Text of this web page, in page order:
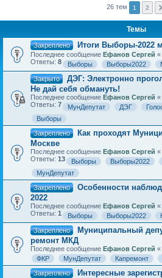
26 тем 1 2
Темы
Закреплено Итоги Выборы-2022
Последнее сообщение Ефанов Сергей «
Ответы: 8 Выборы Выборы2022
Закрыто
ДЭГ: Электронно
Не дай себя обмануть!
Последнее сообщение Ефанов Сергей «
Ответы: 7 МунДепутат ДЭГ
Выборы
Закреплено
Как проходят
Москве
Последнее сообщение Ефанов Сергей «
Ответы: 13 Выборы Выборы2022
МунДепутат
Закреплено
Особенности
2022
Последнее сообщение Ефанов Сергей «
Ответы: 1 Выборы Выборы2022
Закреплено
Муниципальный
ремонт МКД
Последнее сообщение Ефанов Сергей «
ФКР
МунДепутат Капремонт
Закреплено
Интересные